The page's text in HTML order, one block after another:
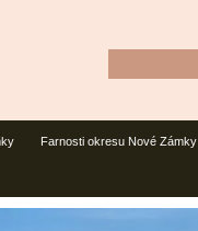
Farnosti okresu Nové Zámky